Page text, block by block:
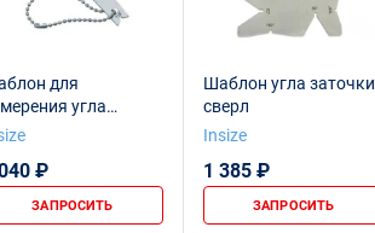
для
угла
сверл
₽
ЗАПРОСИТЬ
Шаблон угла заточки
сверл
Insize
1 385 ₽
ЗАПРОСИТЬ